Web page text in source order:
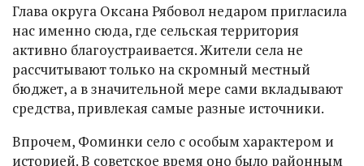
Глава округа Оксана Рябовол недаром пригласила
нас именно сюда, где сельская территория
активно благоустраивается. Жители села не
рассчитывают только на скромный местный
бюджет, а в значительной мере сами вкладывают
средства, привлекая самые разные источники.
Впрочем, Фоминки село с особым характером и
историей. В советское время оно было районным